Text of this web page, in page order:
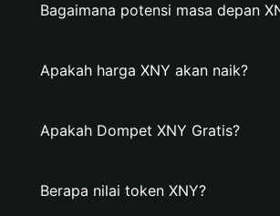
Bagaimana potensi masa depan
Apakah harga XNY akan naik?
Apakah Dompet XNY Gratis?
Berapa nilai token XNY?